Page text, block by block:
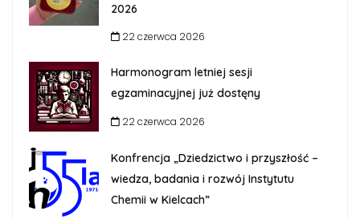
2026
22 czerwca 2026
Harmonogram letniej sesji
egzaminacyjnej już dostęny
22 czerwca 2026
Konfrencja „Dziedzictwo i przyszłość –
wiedza, badania i rozwój Instytutu
Chemii w Kielcach”